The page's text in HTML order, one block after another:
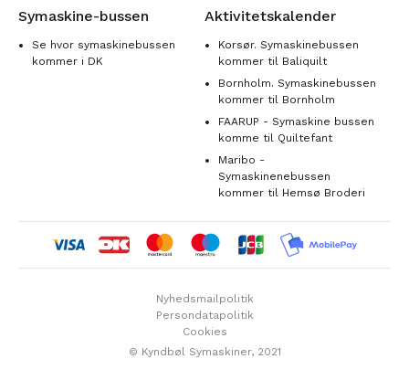
Symaskine-bussen
Se hvor symaskinebussen
kommer i DK
Aktivitetskalender
Korsør. Symaskinebussen
kommer til Baliquilt
Bornholm. Symaskinebussen
kommer til Bornholm
FAARUP - Symaskine bussen
komme til Quiltefant
Maribo -
Symaskinenebussen
kommer til Hemsø Broderi
© Kyndbøl Symaskiner, 2021
Nyhedsmailpolitik
Persondatapolitik
Cookies